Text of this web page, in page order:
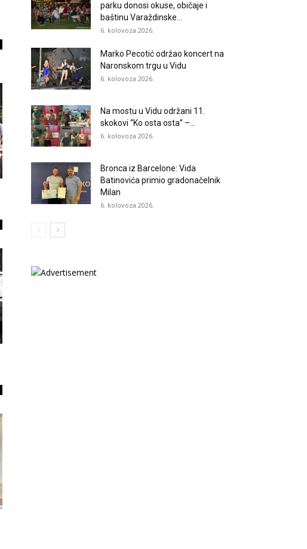
parku donosi okuse, običaje i
baštinu Varaždinske...
6. kolovoza 2026.
Marko Pecotić održao koncert na
Naronskom trgu u Vidu
6. kolovoza 2026.
Na mostu u Vidu održani 11.
skokovi “Ko osta osta” –...
6. kolovoza 2026.
Bronca iz Barcelone: Vida
Batinovića primio gradonačelnik
Milan
6. kolovoza 2026.